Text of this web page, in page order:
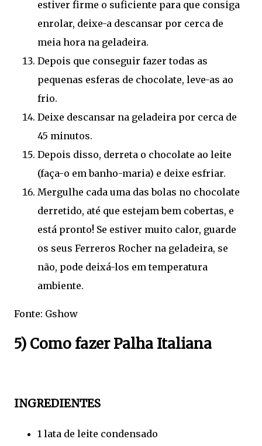
estiver firme o suficiente para que consiga
enrolar, deixe-a descansar por cerca de
meia hora na geladeira.
Depois que conseguir fazer todas as
pequenas esferas de chocolate, leve-as ao
frio.
Deixe descansar na geladeira por cerca de
45 minutos.
Depois disso, derreta o chocolate ao leite
(faça-o em banho-maria) e deixe esfriar.
Mergulhe cada uma das bolas no chocolate
derretido, até que estejam bem cobertas, e
está pronto! Se estiver muito calor, guarde
os seus Ferreros Rocher na geladeira, se
não, pode deixá-los em temperatura
ambiente.
Fonte: Gshow
5) Como fazer Palha Italiana
INGREDIENTES
1 lata de leite condensado